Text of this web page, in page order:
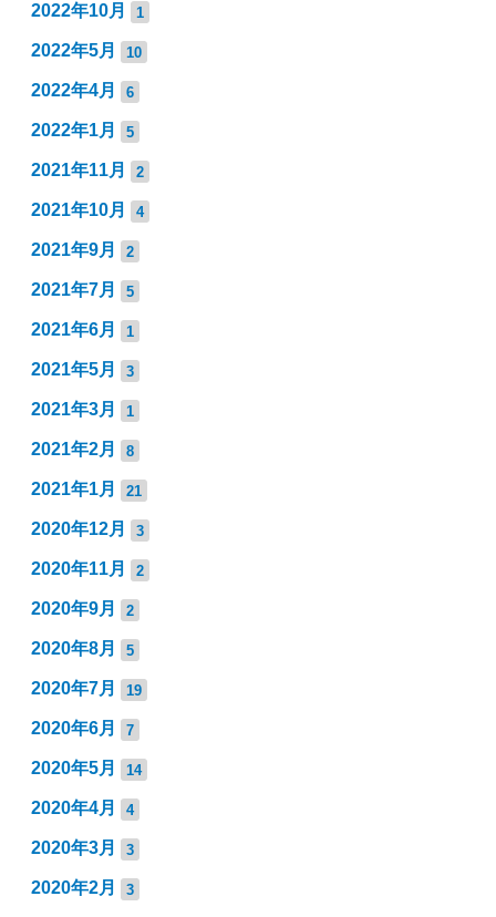
2022年10月 1
2022年5月 10
2022年4月 6
2022年1月 5
2021年11月 2
2021年10月 4
2021年9月 2
2021年7月 5
2021年6月 1
2021年5月 3
2021年3月 1
2021年2月 8
2021年1月 21
2020年12月 3
2020年11月 2
2020年9月 2
2020年8月 5
2020年7月 19
2020年6月 7
2020年5月 14
2020年4月 4
2020年3月 3
2020年2月 3